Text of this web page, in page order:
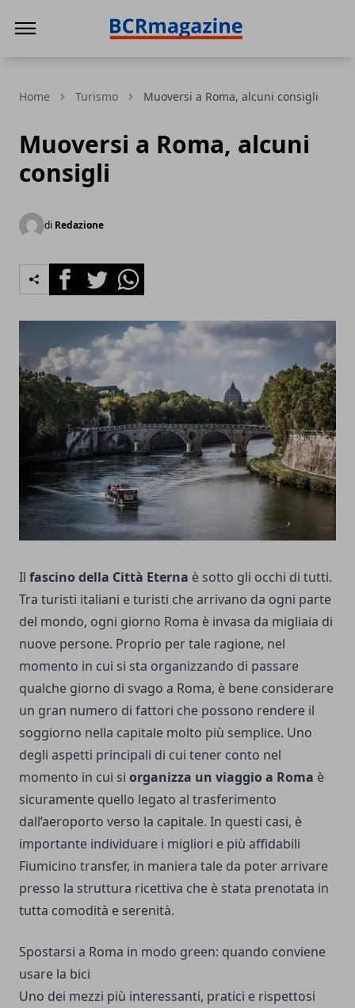
Home Turismo Muoversi a Roma, alcuni consigli
Muoversi a Roma, alcuni
consigli
di Redazione
FacebookTwitterWhatsapp
Il fascino della Città Eterna è sotto gli occhi di tutti.
Tra turisti italiani e turisti che arrivano da ogni parte
del mondo, ogni giorno Roma è invasa da migliaia di
nuove persone. Proprio per tale ragione, nel
momento in cui si sta organizzando di passare
qualche giorno di svago a Roma, è bene considerare
un gran numero di fattori che possono rendere il
soggiorno nella capitale molto più semplice. Uno
degli aspetti principali di cui tener conto nel
momento in cui si organizza un viaggio a Roma è
sicuramente quello legato al trasferimento
dall’aeroporto verso la capitale. In questi casi, è
importante individuare i migliori e più affidabili
Fiumicino transfer, in maniera tale da poter arrivare
presso la struttura ricettiva che è stata prenotata in
tutta comodità e serenità.
Spostarsi a Roma in modo green: quando conviene
usare la bici
Uno dei mezzi più interessanti, pratici e rispettosi